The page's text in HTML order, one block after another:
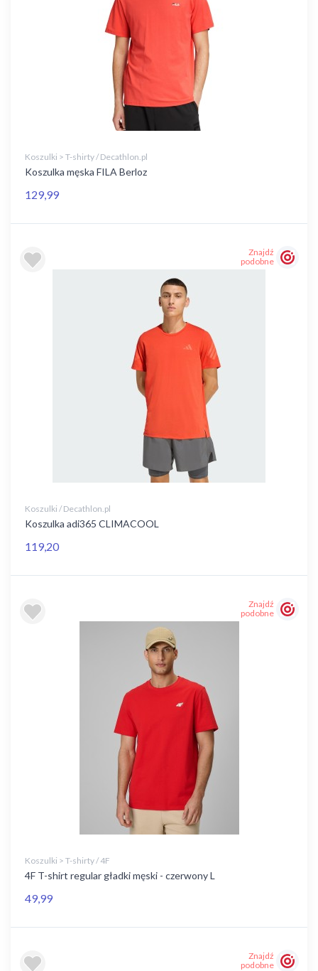
Koszulki > T-shirty / Decathlon.pl
Koszulka męska FILA Berloz
129,99
Znajdź
podobne
Koszulki / Decathlon.pl
Koszulka adi365 CLIMACOOL
119,20
Znajdź
podobne
Koszulki > T-shirty / 4F
4F T-shirt regular gładki męski - czerwony L
49,99
Znajdź
podobne